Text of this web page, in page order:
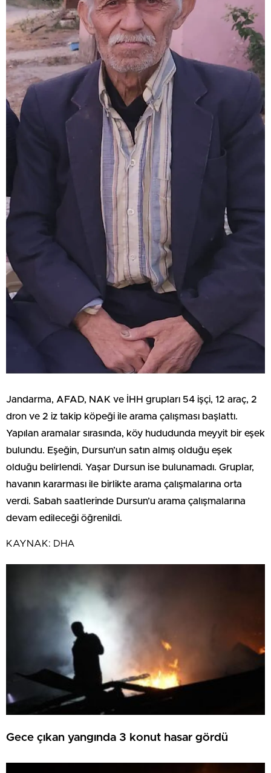
Jandarma, AFAD, NAK ve İHH grupları 54 işçi, 12 araç, 2
dron ve 2 iz takip köpeği ile arama çalışması başlattı.
Yapılan aramalar sırasında, köy hududunda meyyit bir eşek
bulundu. Eşeğin, Dursun’un satın almış olduğu eşek
olduğu belirlendi. Yaşar Dursun ise bulunamadı. Gruplar,
havanın kararması ile birlikte arama çalışmalarına orta
verdi. Sabah saatlerinde Dursun’u arama çalışmalarına
devam edileceği öğrenildi.
KAYNAK: DHA
Gece çıkan yangında 3 konut hasar gördü